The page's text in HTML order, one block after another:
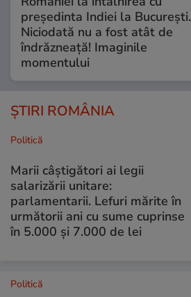
președinta Indiei la București.
Niciodată nu a fost atât de
îndrăzneață! Imaginile
momentului
ȘTIRI ROMÂNIA
Politică
Marii câștigători ai legii
salarizării unitare:
parlamentarii. Lefuri mărite în
următorii ani cu sume cuprinse
în 5.000 și 7.000 de lei
Politică